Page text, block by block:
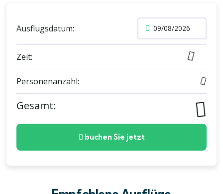
Ausflugsdatum:
Zeit:
Personenanzahl:
Gesamt:
buchen Sie jetzt